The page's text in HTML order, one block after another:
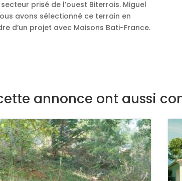
prisé de l’ouest Biterrois. Miguel
avons sélectionné ce terrain en
d’un projet avec Maisons Bati-France.
annonce ont aussi